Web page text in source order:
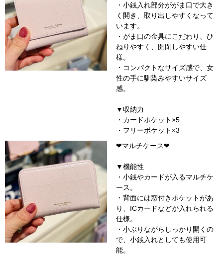
・小銭入れ部分ががま口で大き
く開き、取り出しやすくなって
います。
・がま口の金具にこだわり、ひ
ねりやすく、開閉しやすい仕
様。
・コンパクトなサイズ感で、女
性の手に馴染みやすいサイズ
感。
▼収納力
・カードポケット×5
・フリーポケット×3
❤︎マルチケース❤︎
▼機能性
・小銭やカードが入るマルチケ
ース。
・背面には窓付きポケットがあ
り、ICカードなどが入れられる
仕様。
・小ぶりながらしっかり開くの
で、小銭入れとしても使用可
能。